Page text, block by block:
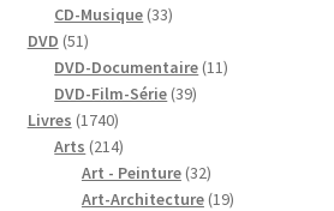
CD-Musique 3333
DVD 5151
produits
DVD-Documentaire 1111
DVD-Film-Série 3939
Livres 17401740
produits
Arts 214214
produits
Art - Peinture 3232
produits
Art-Architecture 1919